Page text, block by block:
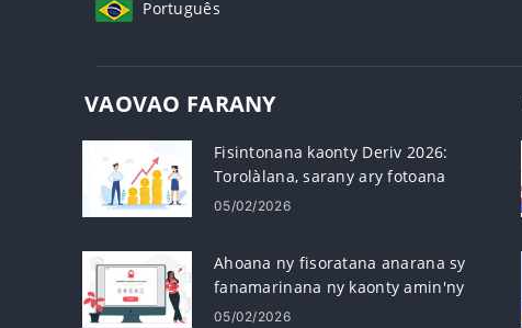
Português
VAOVAO FARANY
Fisintonana kaonty Deriv 2026:
Torolàlana, sarany ary fotoana
fanodinana
05/02/2026
Ahoana ny fisoratana anarana sy
fanamarinana ny kaonty amin'ny
Deriv
05/02/2026